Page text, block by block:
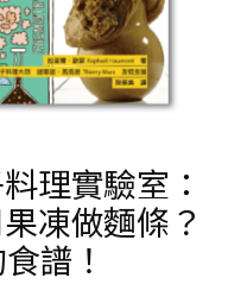
理實驗室：
凍做麵條？
譜！